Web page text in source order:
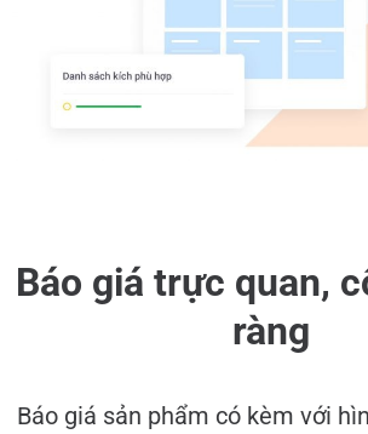
Báo giá trực quan,
ràng
Báo giá sản phẩm có kèm với